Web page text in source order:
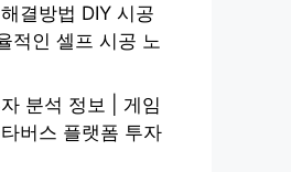
결방법 DIY 시공
적인 셀프 시공 노
분석 정보 | 게임
버스 플랫폼 투자